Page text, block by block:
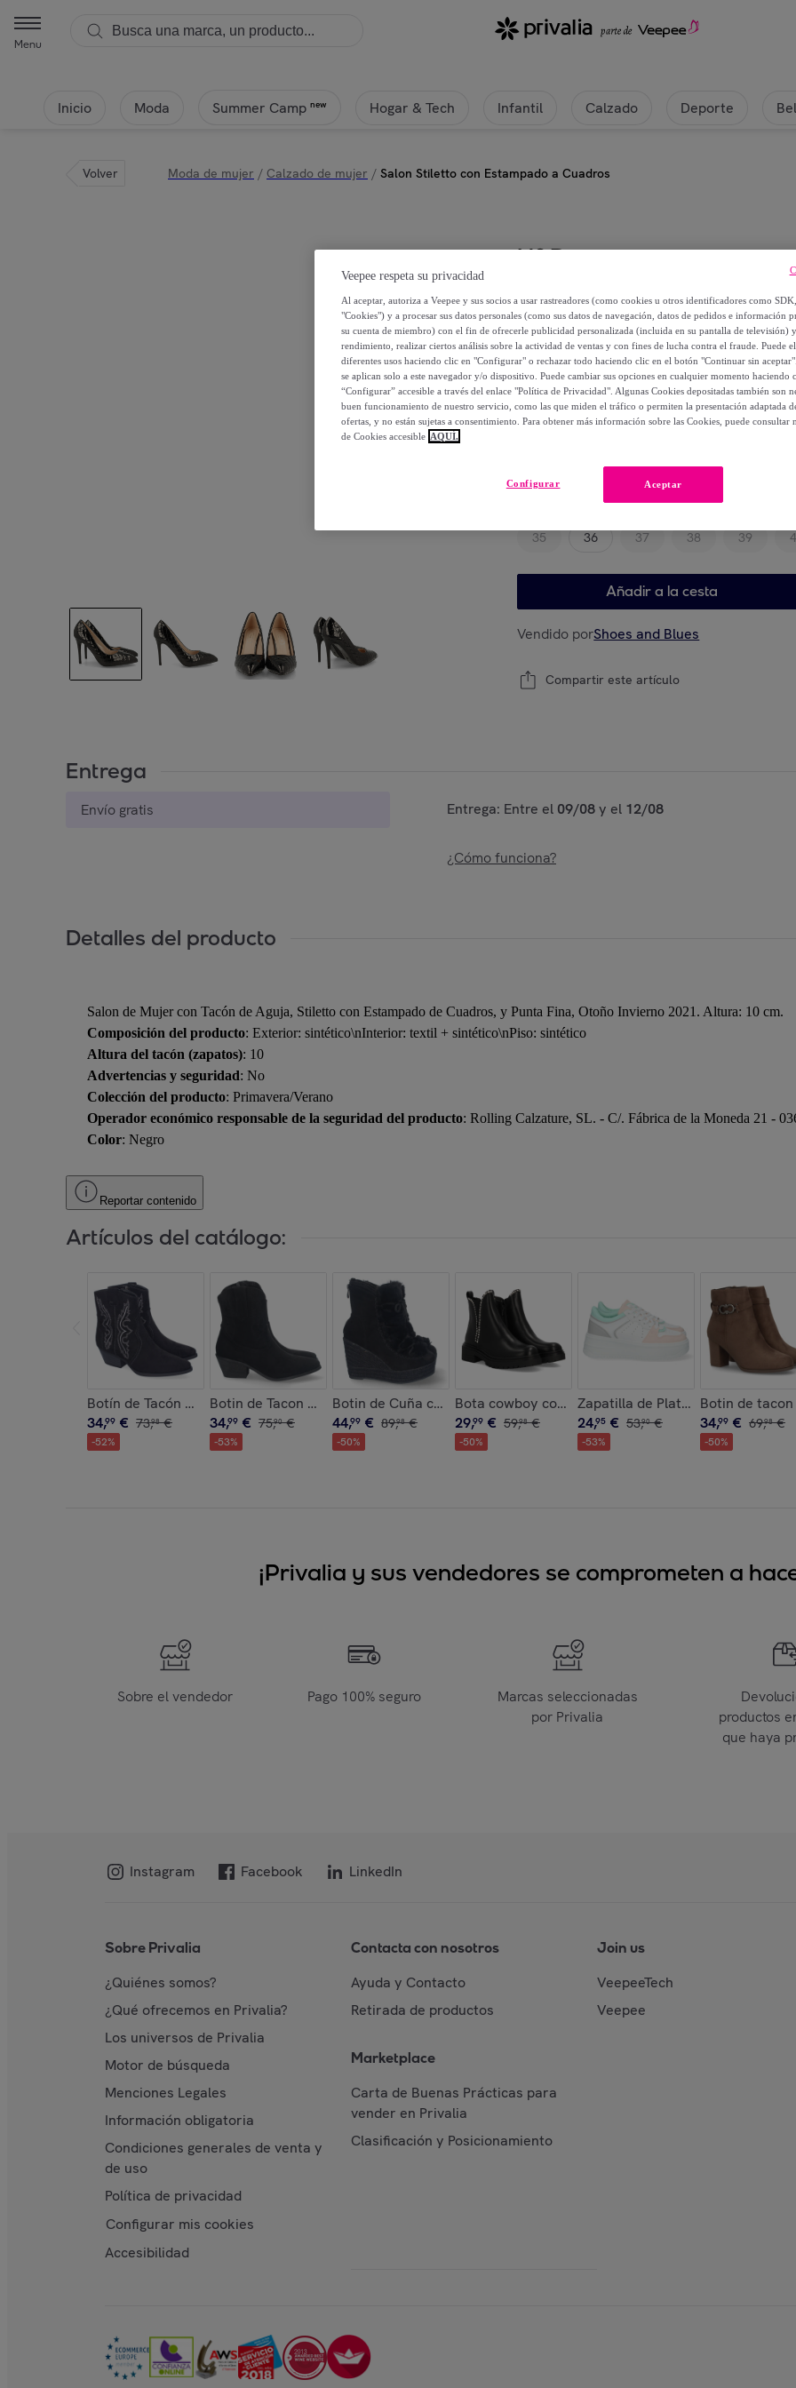
Menu
Inicio Moda Summer Camp new Hogar & Tech Infantil Calzado Deporte
Volver Moda de mujer / Calzado de mujer / Salon Stiletto con Estampado a Cuadros
H&D
Salon Stiletto con Estampado a
27,95 €
55, €
-50 %
Elige tu modelo
35 36 37 38 39
Añadir a la cesta
Vendido porShoes and Blues
Compartir este artículo
Entrega
Envío gratis Entrega: Entre el 09/08y el 12/08
¿Cómo funciona?
Detalles del producto
Salon de Mujer con Tacón de Aguja, Stiletto con Estampado de Cuadros, y Punta Fina, Otoño Invierno 2021. Altura: 10 cm.
Composición del producto: Exterior: sintético\nInterior: textil + sintético\nPiso: sintético
Altura del tacón (zapatos): 10
Advertencias y seguridad: No
Colección del producto: Primavera/Verano
Operador económico responsable de la seguridad del producto: Rolling Calzature, SL. - C/. Fábrica de la Moneda 21 -
Color: Negro
Reportar contenido
Artículos del catálogo:
Botín de Tacón Campero para Mujer, Comodos y Elegantes, Diseño Bordado
34,99 € 73,98 €
-52%
Botin de Tacon Campero con Cremallera
34,99 € 75,90 €
-53%
Botin de Cuña con Yute y Forrado de Pelo
44,99 € 89,98 €
-50%
Bota cowboy con flecos y tachuelas
29,99 € 59,98 €
-50%
Zapatilla de Plataforma con
24,95 € 53,90 €
-53%
Botin de
34,99 € 69,98 €
-50%
¡Privalia y sus vendedores se comprometen a
Sobre el vendedor Pago 100% seguro
Marcas seleccionadas
por Privalia
productos
que haya
Instagram Facebook LinkedIn
Sobre Privalia
¿Quiénes somos?
¿Qué ofrecemos en Privalia?
Los universos de Privalia
Motor de búsqueda
Menciones Legales
Información obligatoria
Condiciones generales de venta y
de uso
Política de privacidad
Configurar mis cookies
Accesibilidad
Contacta con nosotros
Ayuda y Contacto
Retirada de productos
Marketplace
Carta de Buenas Prácticas para
vender en Privalia
Clasificación y Posicionamiento
Join us
VeepeeTech
Veepee
Veepee respeta su privacidad
Al aceptar, autoriza a Veepee y sus socios a usar rastreadores (como cookies u otros identificadores como
"Cookies") y a procesar sus datos personales (como sus datos de navegación, datos de pedidos e información
su cuenta de miembro) con el fin de ofrecerle publicidad personalizada (incluida en su pantalla de televisión)
rendimiento, realizar ciertos análisis sobre la actividad de ventas y con fines de lucha contra el fraude. Puede
diferentes usos haciendo clic en "Configurar" o rechazar todo haciendo clic en el botón "Continuar sin
se aplican solo a este navegador y/o dispositivo. Puede cambiar sus opciones en cualquier momento haciendo
“Configurar” accesible a través del enlace "Política de Privacidad". Algunas Cookies depositadas también son
buen funcionamiento de nuestro servicio, como las que miden el tráfico o permiten la presentación adaptada
ofertas, y no están sujetas a consentimiento. Para obtener más información sobre las Cookies, puede consultar
de Cookies accesible AQUÍ.
Aceptar
Configurar